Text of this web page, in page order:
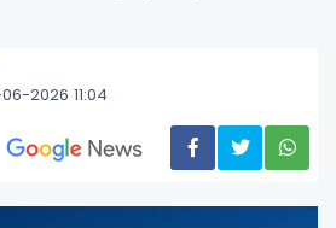
2026 11:04